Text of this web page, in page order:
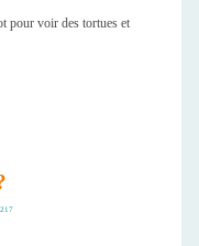
pour voir des tortues et